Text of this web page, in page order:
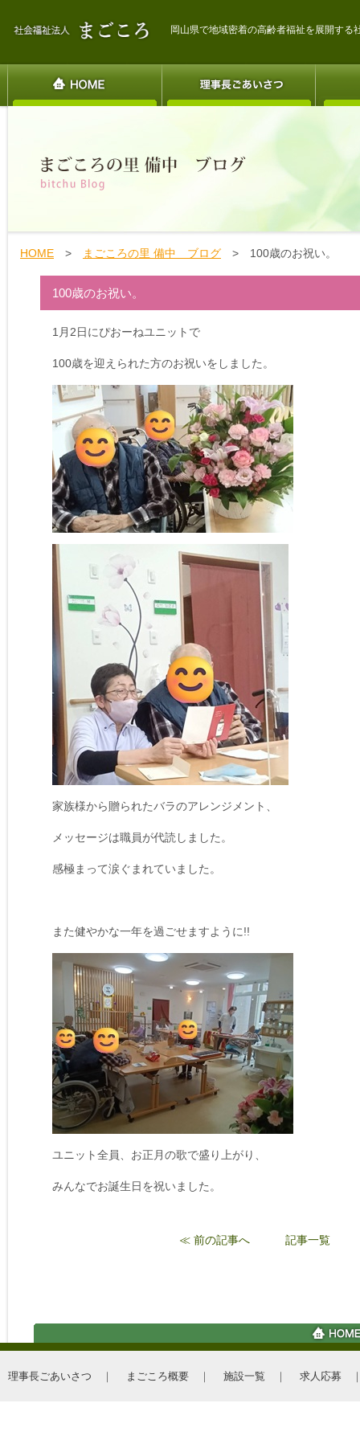
岡山県で地域密着の高齢者福祉を展開する
HOME > まごころの里 備中 ブログ > 100歳のお祝い。
100歳のお祝い。
1月2日にぴおーねユニットで
100歳を迎えられた方のお祝いをしました。
家族様から贈られたバラのアレンジメント、
メッセージは職員が代読しました。
感極まって涙ぐまれていました。
また健やかな一年を過ごせますように!!
ユニット全員、お正月の歌で盛り上がり、
みんなでお誕生日を祝いました。
≪ 前の記事へ 記事一覧
理事長ごあいさつ ｜ まごころ概要 ｜ 施設一覧 ｜ 求人応募